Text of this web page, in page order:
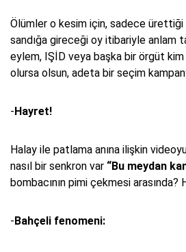
Ölümler o kesim için, sadece
sandığa gireceği oy itibariyle anlam
eylem, IŞİD veya başka bir örgüt kim
olursa olsun, adeta bir seçim
-Hayret!
Halay ile patlama anına ilişkin
nasıl bir senkron var “Bu meydan
bombacının pimi çekmesi arasında?
-Bahçeli fenomeni: